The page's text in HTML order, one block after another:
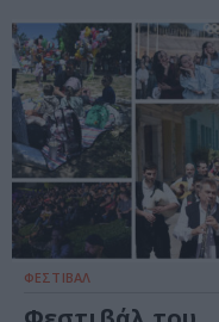
ΦΕΣΤΙΒΑΛ